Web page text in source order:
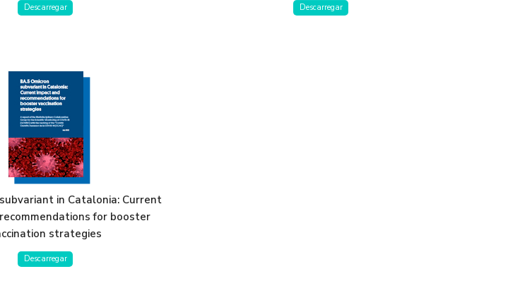
Descarregar Descarregar
in Catalonia: Current
for booster
strategies
Descarregar